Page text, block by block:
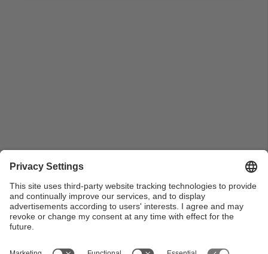
Pla general del Rector Josep Ferrer signant el Llibre
de Registres de les Preses de Possessió de la UPC